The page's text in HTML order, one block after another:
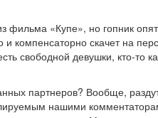
фильма «Купе», но гопник
компенсаторно скачет на
свободной девушки, кто-
партнеров? Вообще,
нашими